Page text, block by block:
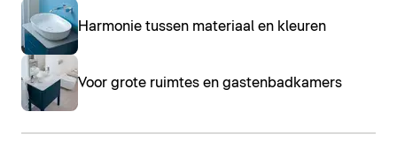
Harmonie tussen materiaal en kleuren
Voor grote ruimtes en gastenbadkamers